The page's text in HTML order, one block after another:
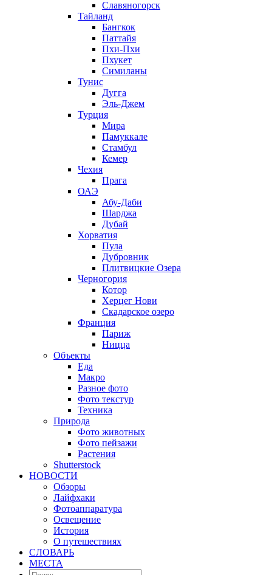
Славяногорск
Тайланд
Бангкок
Паттайя
Пхи-Пхи
Пхукет
Симиланы
Тунис
Дугга
Эль-Джем
Турция
Мира
Памуккале
Стамбул
Кемер
Чехия
Прага
ОАЭ
Абу-Даби
Шарджа
Дубай
Хорватия
Пула
Дубровник
Плитвицкие Озера
Черногория
Котор
Херцег Нови
Скадарское озеро
Франция
Париж
Ницца
Объекты
Еда
Макро
Разное фото
Фото текстур
Техника
Природа
Фото животных
Фото пейзажи
Растения
Shutterstock
НОВОСТИ
Обзоры
Лайфхаки
Фотоаппаратура
Освещение
История
О путешествиях
CЛОВАРЬ
МЕСТА